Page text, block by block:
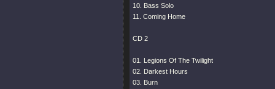
10. Bass Solo
11. Coming Home
CD 2
01. Legions Of The Twilight
02. Darkest Hours
03. Burn